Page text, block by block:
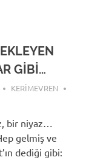
GİBİ…
KERIMEVREN
bir niyaz…
gelmiş ve
dediği gibi: